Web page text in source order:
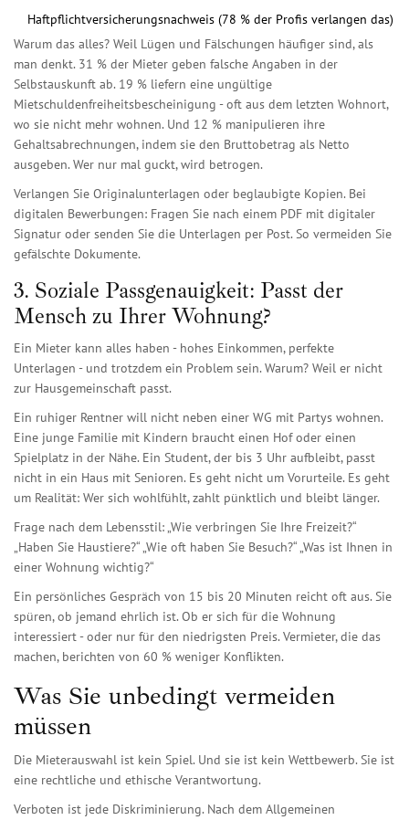
Haftpflichtversicherungsnachweis (78 % der Profis verlangen das)
Warum das alles? Weil Lügen und Fälschungen häufiger sind, als
man denkt. 31 % der Mieter geben falsche Angaben in der
Selbstauskunft ab. 19 % liefern eine ungültige
Mietschuldenfreiheitsbescheinigung - oft aus dem letzten Wohnort,
wo sie nicht mehr wohnen. Und 12 % manipulieren ihre
Gehaltsabrechnungen, indem sie den Bruttobetrag als Netto
ausgeben. Wer nur mal guckt, wird betrogen.
Verlangen Sie Originalunterlagen oder beglaubigte Kopien. Bei
digitalen Bewerbungen: Fragen Sie nach einem PDF mit digitaler
Signatur oder senden Sie die Unterlagen per Post. So vermeiden Sie
gefälschte Dokumente.
3. Soziale Passgenauigkeit: Passt der
Mensch zu Ihrer Wohnung?
Ein Mieter kann alles haben - hohes Einkommen, perfekte
Unterlagen - und trotzdem ein Problem sein. Warum? Weil er nicht
zur Hausgemeinschaft passt.
Ein ruhiger Rentner will nicht neben einer WG mit Partys wohnen.
Eine junge Familie mit Kindern braucht einen Hof oder einen
Spielplatz in der Nähe. Ein Student, der bis 3 Uhr aufbleibt, passt
nicht in ein Haus mit Senioren. Es geht nicht um Vorurteile. Es geht
um Realität: Wer sich wohlfühlt, zahlt pünktlich und bleibt länger.
Frage nach dem Lebensstil: „Wie verbringen Sie Ihre Freizeit?“
„Haben Sie Haustiere?“ „Wie oft haben Sie Besuch?“ „Was ist Ihnen in
einer Wohnung wichtig?“
Ein persönliches Gespräch von 15 bis 20 Minuten reicht oft aus. Sie
spüren, ob jemand ehrlich ist. Ob er sich für die Wohnung
interessiert - oder nur für den niedrigsten Preis. Vermieter, die das
machen, berichten von 60 % weniger Konflikten.
Was Sie unbedingt vermeiden
müssen
Die Mieterauswahl ist kein Spiel. Und sie ist kein Wettbewerb. Sie ist
eine rechtliche und ethische Verantwortung.
Verboten ist jede Diskriminierung. Nach dem Allgemeinen